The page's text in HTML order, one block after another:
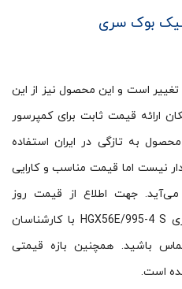
بوک سری
تغییر است و این محصول نیز از این
ارائه قیمت ثابت برای کمپرسور
به تازگی در ایران استفاده
نیست اما قیمت مناسب و کارایی
جهت اطلاع از قیمت روز
کمپرسور سمی هرمتیک بوک سری HGX56E/995-4 S با کارشناسان
باشید. همچنین بازه قیمتی
است.